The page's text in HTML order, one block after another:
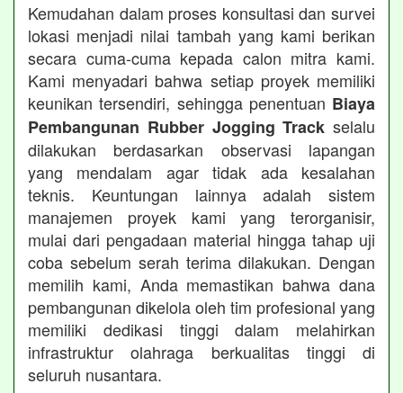
Kemudahan dalam proses konsultasi dan survei
lokasi menjadi nilai tambah yang kami berikan
secara cuma-cuma kepada calon mitra kami.
Kami menyadari bahwa setiap proyek memiliki
keunikan tersendiri, sehingga penentuan Biaya
Pembangunan Rubber Jogging Track selalu
dilakukan berdasarkan observasi lapangan
yang mendalam agar tidak ada kesalahan
teknis. Keuntungan lainnya adalah sistem
manajemen proyek kami yang terorganisir,
mulai dari pengadaan material hingga tahap uji
coba sebelum serah terima dilakukan. Dengan
memilih kami, Anda memastikan bahwa dana
pembangunan dikelola oleh tim profesional yang
memiliki dedikasi tinggi dalam melahirkan
infrastruktur olahraga berkualitas tinggi di
seluruh nusantara.